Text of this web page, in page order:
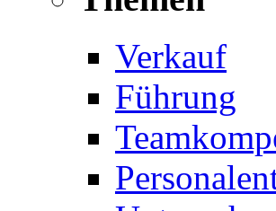
Verkauf
Führung